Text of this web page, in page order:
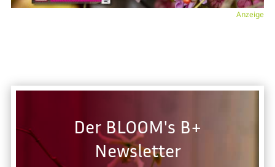
Anzeige
Der BLOOM's B+
Newsletter